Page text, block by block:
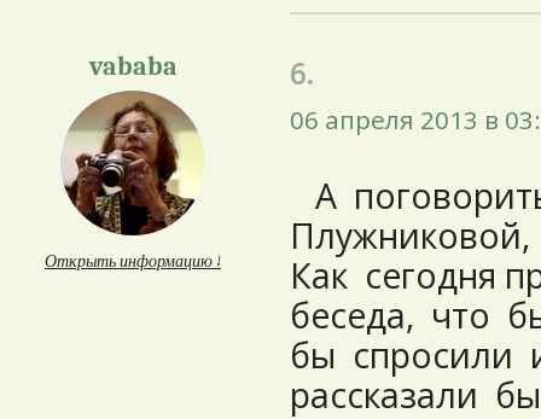
vababa
Открыть информацию ↓
6.
06 апреля 2013 в
А
Как сегодня
беседа, что
бы спросили
рассказали